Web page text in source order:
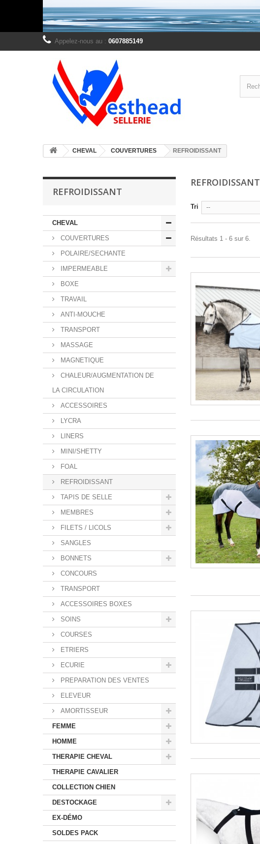
Appelez-nous au : 0607885149
CHEVAL COUVERTURES REFROIDISSANT
REFROIDISSANT
CHEVAL
COUVERTURES
POLAIRE/SECHANTE
IMPERMEABLE
BOXE
TRAVAIL
ANTI-MOUCHE
TRANSPORT
MASSAGE
MAGNETIQUE
CHALEUR/AUGMENTATION DE
LA CIRCULATION
ACCESSOIRES
LYCRA
LINERS
MINI/SHETTY
FOAL
REFROIDISSANT
TAPIS DE SELLE
MEMBRES
FILETS / LICOLS
SANGLES
BONNETS
CONCOURS
TRANSPORT
ACCESSOIRES BOXES
SOINS
COURSES
ETRIERS
ECURIE
PREPARATION DES VENTES
ELEVEUR
AMORTISSEUR
FEMME
HOMME
THERAPIE CHEVAL
THERAPIE CAVALIER
COLLECTION CHIEN
DESTOCKAGE
EX-DÉMO
SOLDES PACK
REFROIDISSANT
Tri --
Résultats 1 - 6 sur 6.